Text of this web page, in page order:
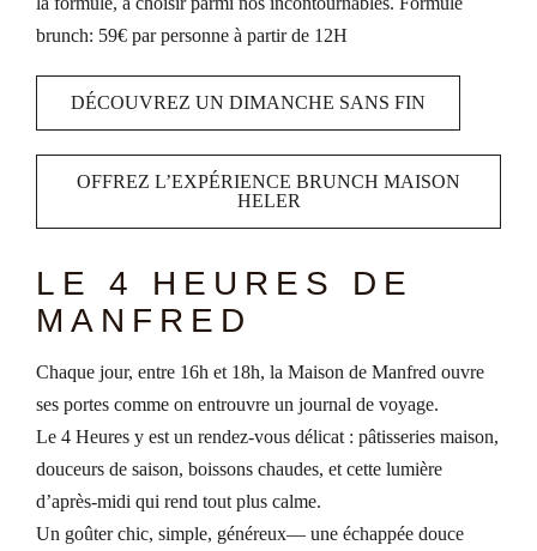
brunch: 59€ par personne à partir de 12H
DÉCOUVREZ UN DIMANCHE SANS FIN
OFFREZ L’EXPÉRIENCE BRUNCH MAISON
HELER
LE 4 HEURES DE
MANFRED
Chaque jour, entre 16h et 18h, la Maison de Manfred ouvre
ses portes comme on entrouvre un journal de voyage.
Le 4 Heures y est un rendez-vous délicat : pâtisseries maison,
douceurs de saison, boissons chaudes, et cette lumière
d’après-midi qui rend tout plus calme.
Un goûter chic, simple, généreux— une échappée douce